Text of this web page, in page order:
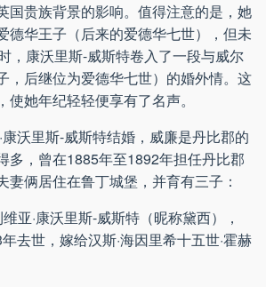
国贵族背景的影响。值得注意的是，她
德华王子（后来的爱德华七世），但未
，康沃里斯-威斯特卷入了一段与威尔
，后继位为爱德华七世）的婚外情。这
她年纪轻轻便享有了名声。
沃里斯-威斯特结婚，威廉是丹比郡的
多，曾在1885年至1892年担任丹比郡
妻俩居住在鲁丁城堡，并育有三子：
维亚·康沃里斯-威斯特（昵称黛西），
去世，嫁给汉斯·海因里希十五世·霍赫